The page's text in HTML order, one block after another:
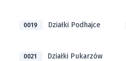
0019 Działki Podhajce
0021 Działki Pukarzów